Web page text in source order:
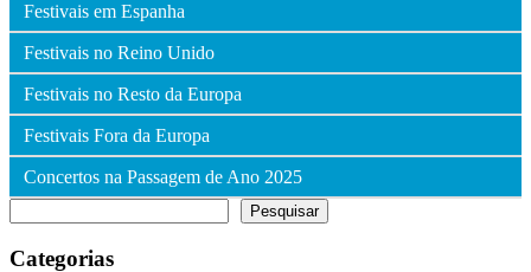
Festivais em Espanha
Festivais no Reino Unido
Festivais no Resto da Europa
Festivais Fora da Europa
Concertos na Passagem de Ano 2025
Pesquisar
Categorias